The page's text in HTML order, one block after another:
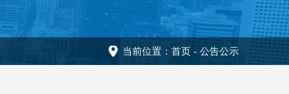
当前位置： 首页 - 公告公示